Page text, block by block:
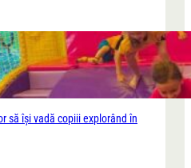
să își vadă copiii explorând în